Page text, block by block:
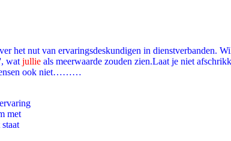
het nut van ervaringsdeskundigen in dienstverbanden.
wat jullie als meerwaarde zouden zien.Laat je niet
ook niet………
met